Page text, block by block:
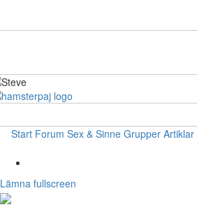
Start Forum Sex & Sinne Grupper Artiklar
Lämna fullscreen